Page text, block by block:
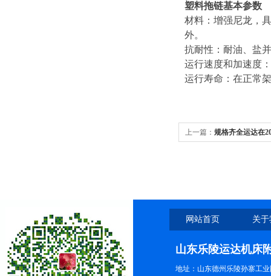
塑料拖链基本参数
材料：增强尼龙，
外。
抗耐性：耐油、盐
运行速度和加速度
运行寿命：在正常
上一篇： 规格齐全运达在
网站首页 关
山东乐陵运达机床
地址：山东德州乐陵孙寨工